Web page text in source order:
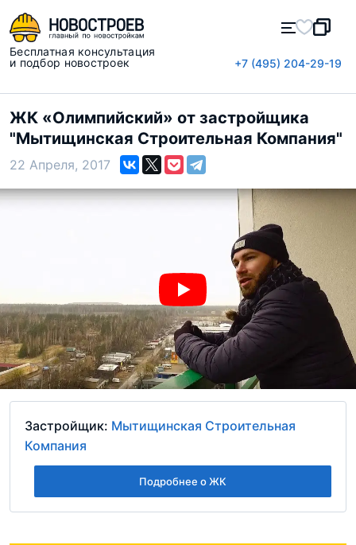
Бесплатная консультация
и подбор новостроек
+7 (495) 204-29-19
ЖК «Олимпийский» от застройщика
"Мытищинская Строительная Компания"
22 Апреля, 2017
Застройщик: Мытищинская Строительная
Компания
Подробнее о ЖК